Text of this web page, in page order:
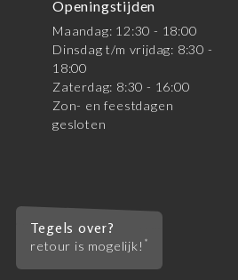
Openingstijden
Maandag: 12:30 - 18:00
Dinsdag t/m vrijdag: 8:30 -
18:00
Zaterdag: 8:30 - 16:00
Zon- en feestdagen
gesloten
Tegels over?
retour is mogelijk! *